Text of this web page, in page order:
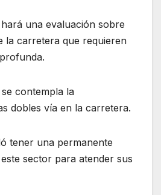
hará una evaluación sobre
la carretera que requieren
contempla la
dobles vía en la carretera.
tener una permanente
sector para atender sus